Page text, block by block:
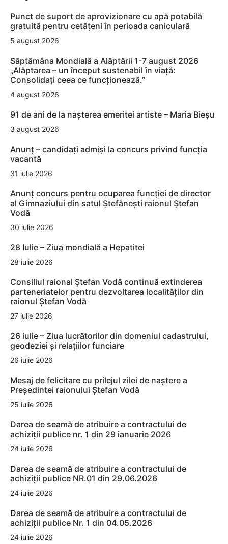
Punct de suport de aprovizionare cu apă potabilă
gratuită pentru cetățeni în perioada caniculară
5 august 2026
Săptămâna Mondială a Alăptării 1-7 august 2026
„Alăptarea – un început sustenabil în viață:
Consolidați ceea ce funcționează.”
4 august 2026
91 de ani de la nașterea emeritei artiste – Maria Bieșu
3 august 2026
Anunț – candidați admiși la concurs privind funcția
vacantă
31 iulie 2026
Anunț concurs pentru ocuparea funcției de director
al Gimnaziului din satul Ștefănești raionul Ștefan
Vodă
30 iulie 2026
28 Iulie – Ziua mondială a Hepatitei
28 iulie 2026
Consiliul raional Ștefan Vodă continuă extinderea
parteneriatelor pentru dezvoltarea localităților din
raionul Ștefan Vodă
27 iulie 2026
26 iulie – Ziua lucrătorilor din domeniul cadastrului,
geodeziei și relațiilor funciare
26 iulie 2026
Mesaj de felicitare cu prilejul zilei de naștere a
Președintei raionului Ștefan Vodă
25 iulie 2026
Darea de seamă de atribuire a contractului de
achiziții publice nr. 1 din 29 ianuarie 2026
24 iulie 2026
Darea de seamă de atribuire a contractului de
achiziții publice NR.01 din 29.06.2026
24 iulie 2026
Darea de seamă de atribuire a contractului de
achiziții publice Nr. 1 din 04.05.2026
24 iulie 2026